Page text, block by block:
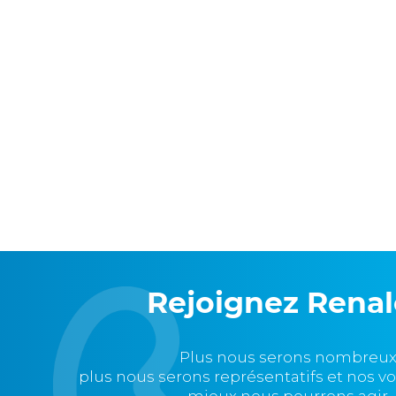
Rejoignez
Plus nous serons
plus nous serons représentatifs et nos